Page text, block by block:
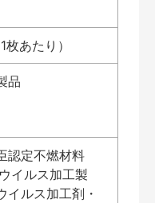
あたり）
品
認定不燃材料
イルス加工製
イルス加工剤・